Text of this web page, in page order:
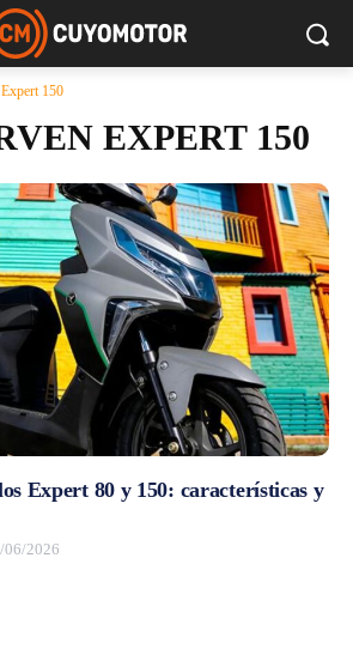
150
EXPERT 150
Expert 80 y 150: características y
06/2026